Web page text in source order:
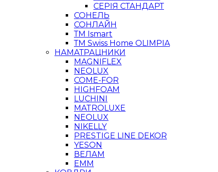
СЕРІЯ СТАНДАРТ
СОНЕЛЬ
СОНЛАЙН
ТМ Ismart
ТМ Swiss Home OLIMPIA
НАМАТРАЦНИКИ
MAGNIFLEX
NEOLUX
COME-FOR
HIGHFOAM
LUCHINI
MATROLUXE
NEOLUX
NIKELLY
PRESTIGE LINE DEKOR
YESON
ВЕЛАМ
ЕММ